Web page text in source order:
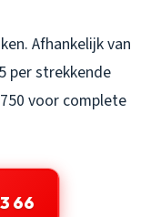
Afhankelijk van
per strekkende
voor complete
66